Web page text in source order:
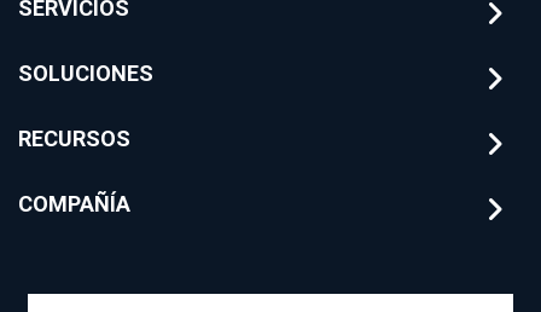
SERVICIOS
SOLUCIONES
RECURSOS
COMPAÑÍA